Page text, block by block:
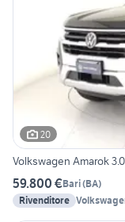
20
Volkswagen Amarok
59.800 €Bari(BA)
Rivenditore